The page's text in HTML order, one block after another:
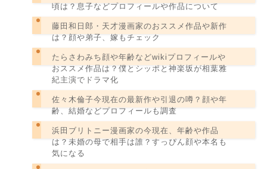
頃は？息子などプロフィールや作品について
藤田和日郎・天才漫画家のおススメ作品や新作
は？顔や弟子、嫁もチェック
たらさわみち顔や年齢などwikiプロフィールや
おススメ作品は？僕とシッポと神楽坂が相葉雅
紀主演でドラマ化
佐々木倫子今現在の最新作や引退の噂？顔や年
齢、結婚などプロフィールも調査
浜田ブリトニー漫画家の今現在、年齢や作品
は？未婚の母で相手は誰？すっぴん顔や本名も
気になる